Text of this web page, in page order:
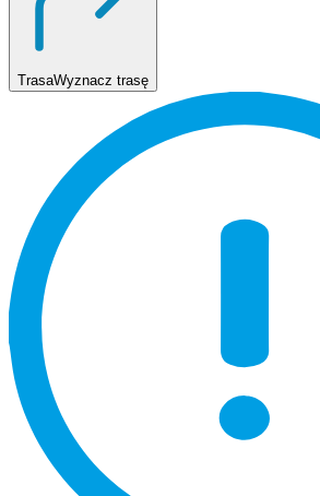
TrasaWyznacz trasę